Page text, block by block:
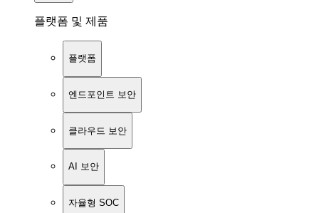
플랫폼 및 제품
플랫폼
엔드포인트 보안
클라우드 보안
AI 보안
자율형 SOC